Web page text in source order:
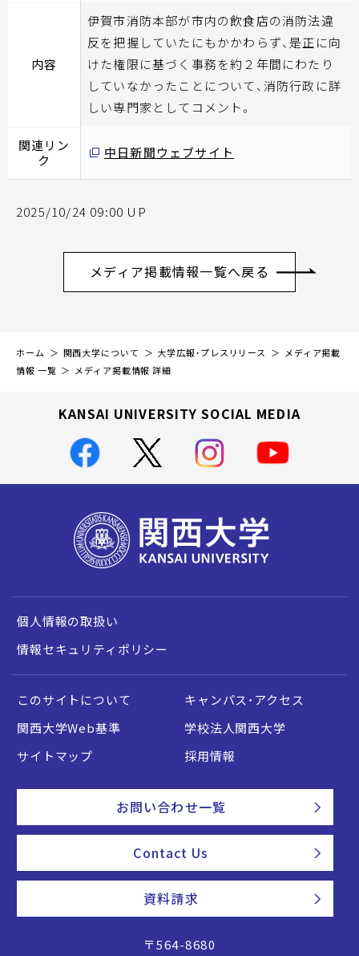
内容
伊賀市消防本部が市内の飲食店の消防法違
反を把握していたにもかかわらず、是正に向
けた権限に基づく事務を約２年間にわたり
していなかったことについて、消防行政に詳
しい専門家としてコメント。
関連リン
ク
中日新聞ウェブサイト
2025/10/24 09:00 UP
メディア掲載情報一覧へ戻る
ホーム 関西大学について 大学広報・プレスリリース
メディア掲載
情報 一覧
メディア掲載情報 詳細
KANSAI UNIVERSITY SOCIAL MEDIA
個人情報の取扱い
情報セキュリティポリシー
このサイトについて
キャンパス・アクセス
関西大学Web基準
学校法人関西大学
サイトマップ
採用情報
お問い合わせ一覧
Contact Us
資料請求
〒564-8680